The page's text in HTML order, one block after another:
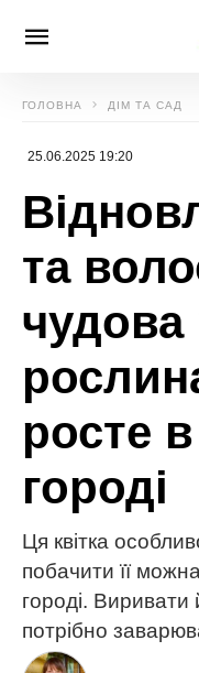
ГОЛОВНА ДІМ ТА САД
25.06.2025 19:20
та
росте
городі
Ця квітка
побачити її
городі. Виривати
потрібно